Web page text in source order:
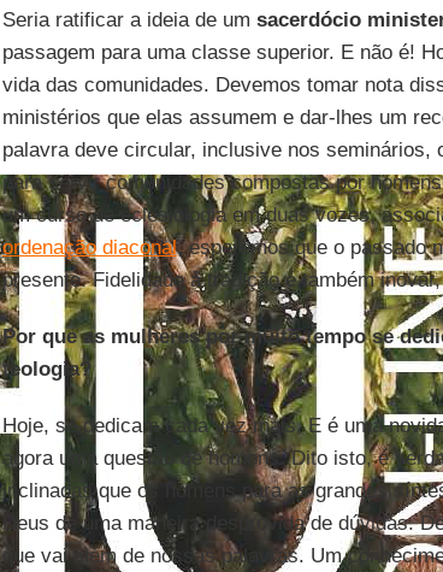
Seria ratificar a ideia de um sacerdócio
passagem para uma classe superior. E não é!
vida das comunidades. Devemos tomar nota
ministérios que elas assumem e dar-lhes um
palavra deve circular, inclusive nos seminários,
para servir comunidades compostas por
um curso de eclesiologia em duas vozes,
ordenação diaconal, esperemos que o passado
presente. Fidelidade à tradição é também
Por que as mulheres por muito tempo se
teologia?
Hoje, se dedicam cada vez mais. E é uma
agora uma questão de homens. Dito isto, é
inclinadas que os homens para as grandes
Deus de uma maneira desprovida de dúvidas.
que vai além de nossas palavras. Um